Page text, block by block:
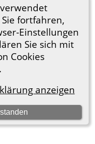
Sie fortfahren,
Einstellungen
Sie sich mit
Cookies
anzeigen
. |Datenschutzerklärung
wechseln